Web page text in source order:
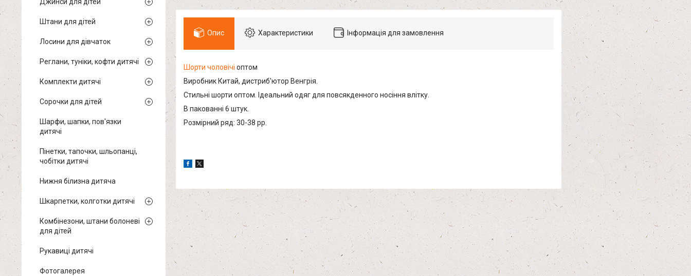
Опис Характеристики Інформація для замовлення
Шорти чоловічі оптом
Виробник Китай, дистриб'ютор Венгрія.
Стильні шорти оптом. Ідеальний одяг для повсякденного носіння влітку.
В пакованні 6 штук.
Розмірний ряд: 30-38 рр.
Штани для дітей
Лосини для дівчаток
Реглани, туніки, кофти дитячі
Комплекти дитячі
Сорочки для дітей
Шарфи, шапки, пов'язки
дитячі
Пінетки, тапочки, шльопанці,
чобітки дитячі
Нижня білизна дитяча
Шкарпетки, колготки дитячі
Комбінезони, штани болоневі
для дітей
Рукавиці дитячі
Фотогалерея